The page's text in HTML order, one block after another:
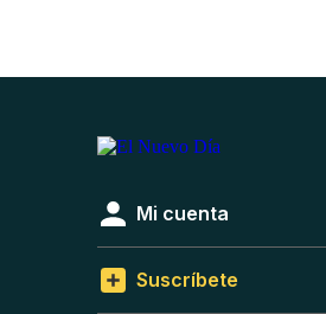
Mi cuenta
Suscríbete